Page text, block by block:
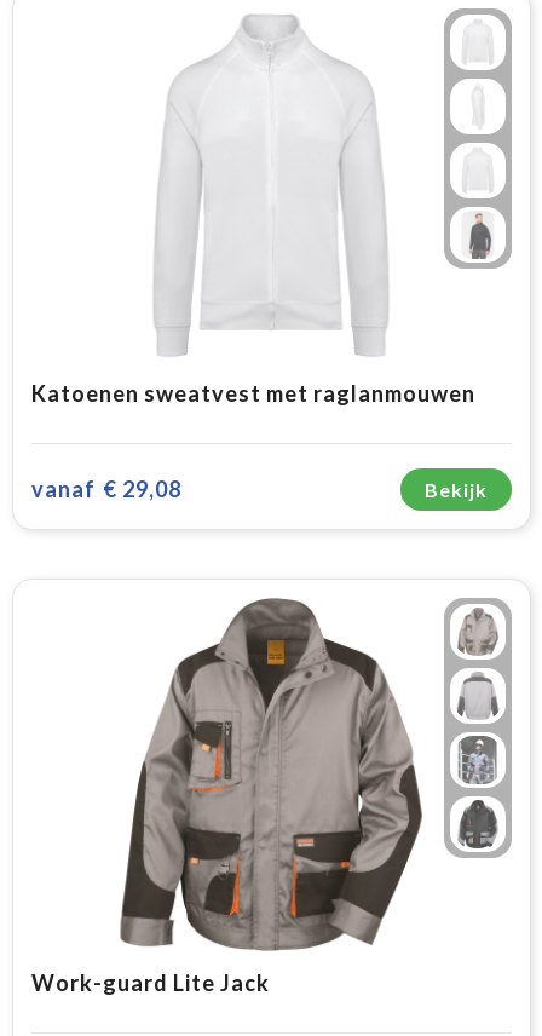
Katoenen sweatvest met raglanmouwen
vanaf € 29,08 Bekijk
Work-guard Lite Jack